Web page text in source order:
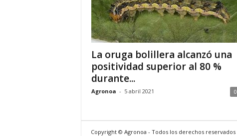
La oruga bolillera alcanzó una
positividad superior al 80 %
durante...
Agronoa - 5 abril 2021 0
Copyright © Agronoa - Todos los derechos reservados